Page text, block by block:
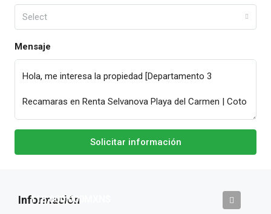
Select
Mensaje
Solicitar información
118,000,000MXN$